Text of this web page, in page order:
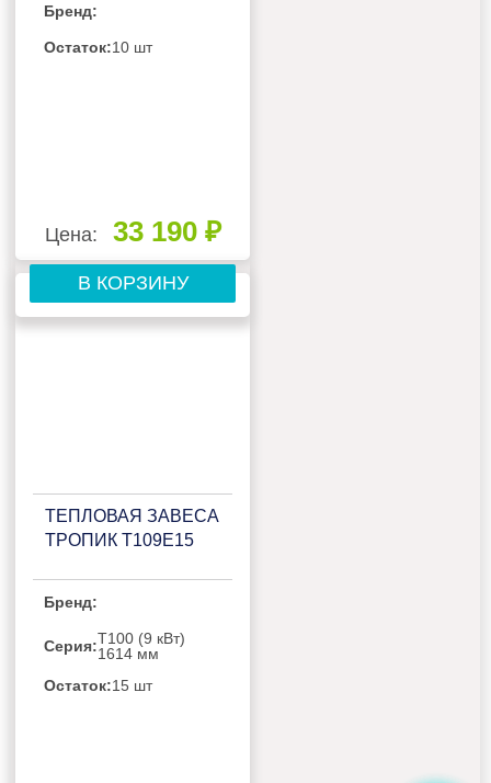
Бренд:
Остаток:10 шт
Цена: 33 190 ₽
В КОРЗИНУ
ТЕПЛОВАЯ ЗАВЕСА
ТРОПИК Т109Е15
Бренд:
Серия:Т100 (9 кВт)
1614 мм
Остаток:15 шт